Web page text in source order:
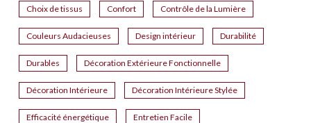
Choix de tissus Confort Contrôle de la Lumière
Couleurs Audacieuses Design intérieur Durabilité
Durables Décoration Extérieure Fonctionnelle
Décoration Intérieure Décoration Intérieure Stylée
Efficacité énergétique Entretien Facile